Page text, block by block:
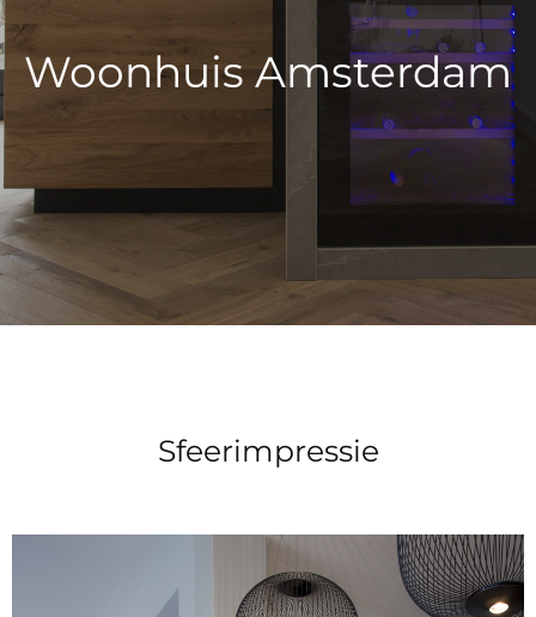
Woonhuis Amsterdam
Sfeerimpressie